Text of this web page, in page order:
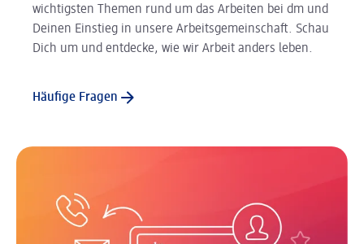
wichtigsten Themen rund um das Arbeiten bei dm und
Deinen Einstieg in unsere Arbeitsgemeinschaft. Schau
Dich um und entdecke, wie wir Arbeit anders leben.
Häufige Fragen